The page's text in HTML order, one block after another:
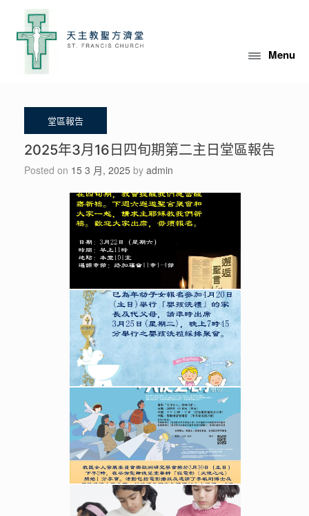
content
Menu
2025年3月16日四旬期第二主日堂區報告
Posted on 15 3 月, 2025 by admin